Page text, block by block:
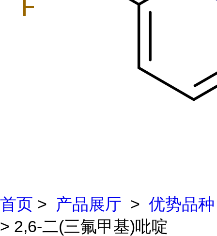
首页 > 产品展厅 > 优势品种
> 2,6-二(三氟甲基)吡啶